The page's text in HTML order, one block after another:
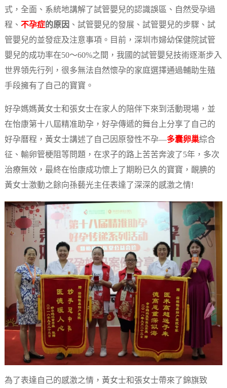
式，全面、系統地講解了試管嬰兒的認識誤區、自然受孕過
程、 不孕症的原因 、試管嬰兒的發展、試管嬰兒的步驟、試
管嬰兒的並發症及注意事項。目前，深圳市婦幼保健院試管
嬰兒的成功率在50～60%之間，我國的試管嬰兒技術逐漸步入
世界領先行列，很多無法自然懷孕的家庭選擇通過輔助生殖
手段擁有了自己的寶寶。
好孕媽媽黃女士和張女士在家人的陪伴下來到活動現場，並
在怡康第十八屆精准助孕，好孕傳遞的舞台上分享了自己的
好孕曆程，黃女士講述了自己因原發性不孕—多囊卵巢綜合
征、輸卵管梗阻等問題，在求子的路上苦苦奔波了5年，多次
治療無效，最終在怡康成功懷上了期盼已久的寶寶，靦腆的
黃女士激動之餘向孫藝光主任表達了深深的感激之情!
為了表達自己的感激之情，黃女士和張女士帶來了錦旗致